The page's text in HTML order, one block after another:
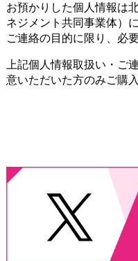
お預かりした個人情報は
ネジメント共同事業体）
ご連絡の目的に限り、必
上記個人情報取扱い・ご
意いただいた方のみご購